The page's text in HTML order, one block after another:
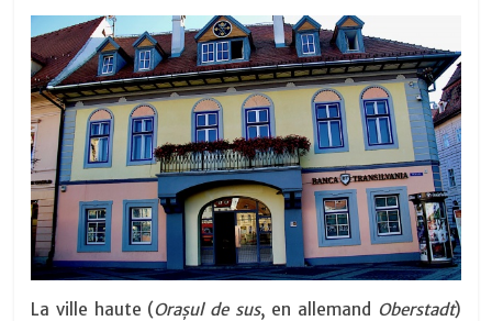
La ville haute (Orașul de sus, en allemand Oberstadt)